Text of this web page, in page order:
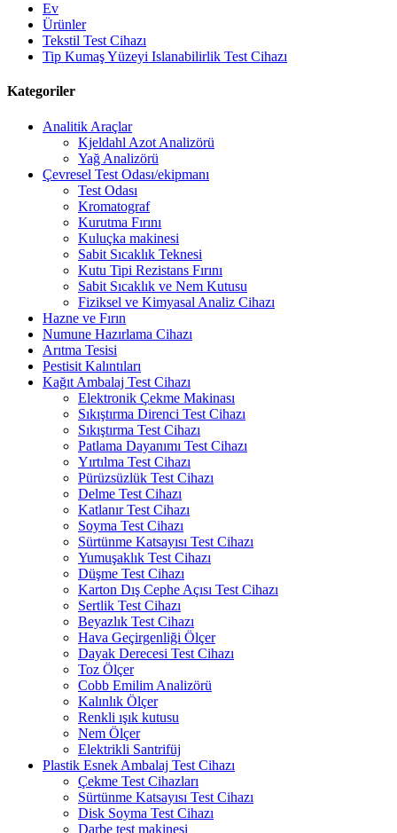
Ev
Ürünler
Tekstil Test Cihazı
Tip Kumaş Yüzeyi Islanabilirlik Test Cihazı
Kategoriler
Analitik Araçlar
Kjeldahl Azot Analizörü
Yağ Analizörü
Çevresel Test Odası/ekipmanı
Test Odası
Kromatograf
Kurutma Fırını
Kuluçka makinesi
Sabit Sıcaklık Teknesi
Kutu Tipi Rezistans Fırını
Sabit Sıcaklık ve Nem Kutusu
Fiziksel ve Kimyasal Analiz Cihazı
Hazne ve Fırın
Numune Hazırlama Cihazı
Arıtma Tesisi
Pestisit Kalıntıları
Kağıt Ambalaj Test Cihazı
Elektronik Çekme Makinası
Sıkıştırma Direnci Test Cihazı
Sıkıştırma Test Cihazı
Patlama Dayanımı Test Cihazı
Yırtılma Test Cihazı
Pürüzsüzlük Test Cihazı
Delme Test Cihazı
Katlanır Test Cihazı
Soyma Test Cihazı
Sürtünme Katsayısı Test Cihazı
Yumuşaklık Test Cihazı
Düşme Test Cihazı
Karton Dış Cephe Açısı Test Cihazı
Sertlik Test Cihazı
Beyazlık Test Cihazı
Hava Geçirgenliği Ölçer
Dayak Derecesi Test Cihazı
Toz Ölçer
Cobb Emilim Analizörü
Kalınlık Ölçer
Renkli ışık kutusu
Nem Ölçer
Elektrikli Santrifüj
Plastik Esnek Ambalaj Test Cihazı
Çekme Test Cihazları
Sürtünme Katsayısı Test Cihazı
Disk Soyma Test Cihazı
Darbe test makinesi